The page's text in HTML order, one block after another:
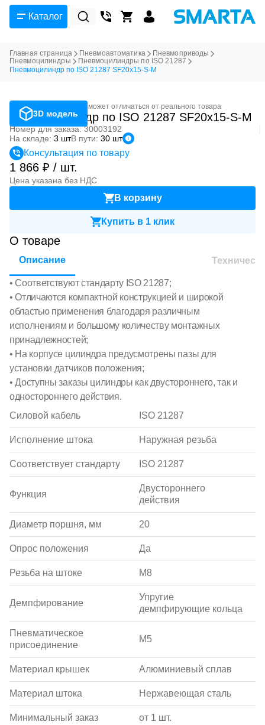
Каталог
Главная страница Пневмоавтоматика
Пневмоприводы
Пневмоцилиндры
Пневмоцилиндры по ISO 21287
Пневмоцилиндр по ISO 21287 SF20x15-S-M
3D модель
Фотография может отличаться от реального товара
Пневмоцилиндр по ISO 21287 SF20x15-S-M
Номер для заказа: 30003192
На складе: 3 штВ пути: 30 шт
Консультация по товару
1 866 ₽ / шт.
Цена указана без НДС
В корзину
Купить в 1 клик
О товаре
Описание
• Соответствуют стандарту ISO 21287;
• Отличаются компактной конструкцией и широкой
областью применения благодаря различным
исполнениям и большому количеству монтажных
принадлежностей;
• На корпусе цилиндра предусмотрены пазы для
установки датчиков положения;
• Доступны заказы цилиндры как двустороннего, так и
одностороннего действия.
Силовой кабель
ISO 21287
Исполнение штока Наружная резьба
Соответствует стандарту ISO 21287
Функция
Двустороннего
действия
Диаметр поршня, мм 20
Опрос положения Да
Резьба на штоке M8
Демпфирование
Упругие
демпфирующие кольца
Пневматическое
присоединение
M5
Материал крышек Алюминиевый сплав
Материал штока Нержавеющая сталь
Минимальный заказ от 1 шт.